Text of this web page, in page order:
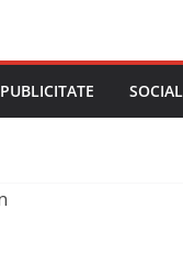
PUBLICITATE SOCIAL